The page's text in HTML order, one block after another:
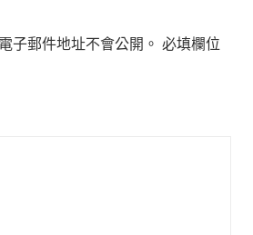
子郵件地址不會公開。 必填欄位